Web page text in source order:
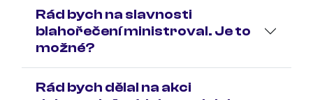
Rád bych na slavnosti
blahořečení ministroval. Je to
možné?
Rád bych dělal na akci